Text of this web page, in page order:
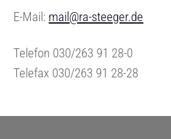
E-Mail: mail@ra-steeger.de
Telefon 030/263 91 28-0
Telefax 030/263 91 28-28